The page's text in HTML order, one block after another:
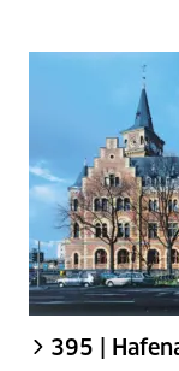
395 |